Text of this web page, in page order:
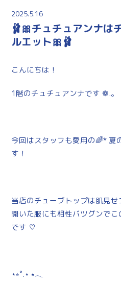
2025.5.16
🩰🎀チュチュアンナは
ルエット🎀🩰
こんにちは！
1階のチュチュアンナです ❁.｡
今回はスタッフも愛用の🌈* 夏
す！
当店のチューブトップは肌見
開いた服にも相性バツグンで
です ♡
⋆⭒˚.⋆ ⭑𓂃